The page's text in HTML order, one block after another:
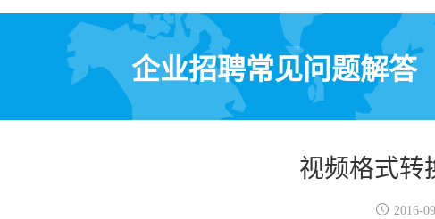
企业招聘常见问题解答
视频格式转
 2016-